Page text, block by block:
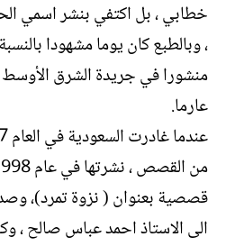
خطابي ، بل اكتفي بنشر اسمي
، وبالطبع كان يوما مشهودا
منشورا في جريدة الشرق
عارما.
قصصية بعنوان ( نزوة تمرد)،
الى الاستاذ احمد عباس صالح ،